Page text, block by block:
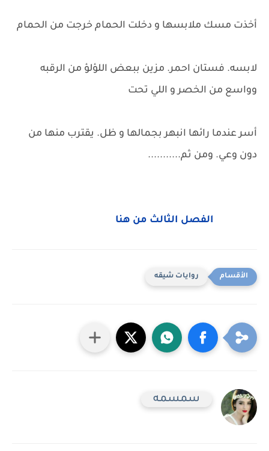
أخذت مسك ملابسها و دخلت الحمام خرجت من الحمام
لابسه. فستان احمر. مزين ببعض اللؤلؤ من الرقبه
وواسع من الخصر و اللي تحت
أسر عندما رائها انبهر بجمالها و ظل. يقترب منها من
دون وعي. ومن ثم...........
الفصل الثالث من هنا
روايات شيقه
سمسمه